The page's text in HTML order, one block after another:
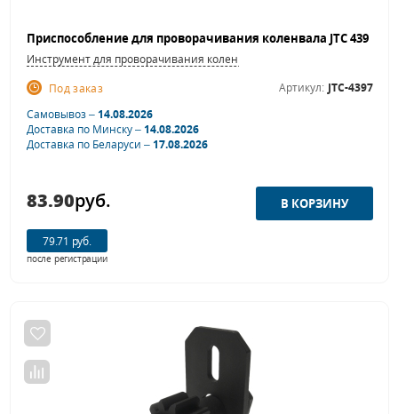
Инструмент для проворачивания коленвала
Под заказ
Артикул: JTC-4397
Самовывоз –14.08.2026
Доставка по Минску –14.08.2026
Доставка по Беларуси –17.08.2026
83.90руб.
79.71 руб.
после регистрации